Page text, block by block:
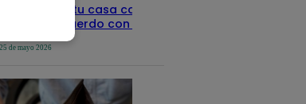
con tu DNI si tu casa califica
de acuerdo con el Sisfoh
25 de mayo 2026